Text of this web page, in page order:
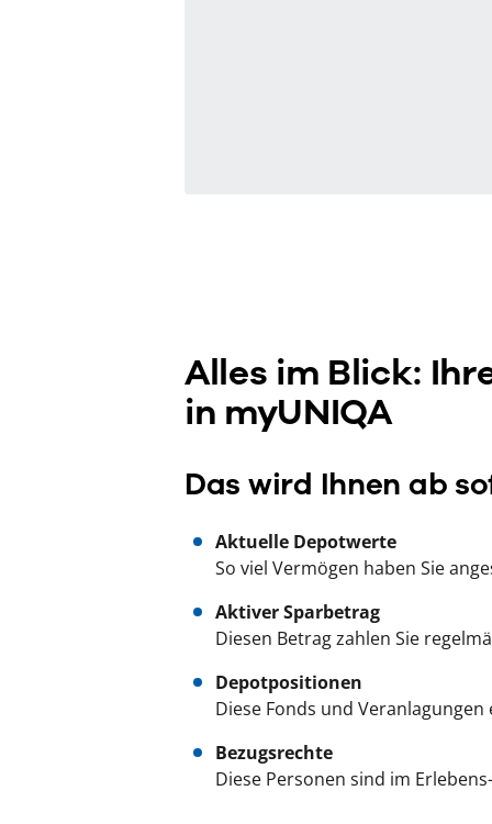
Alles im Blick:
in myUNIQA
Das wird Ihnen ab
Aktuelle Depotwerte
So viel Vermögen haben Sie
Aktiver Sparbetrag
Diesen Betrag zahlen Sie
Depotpositionen
Diese Fonds und
Bezugsrechte
Diese Personen sind im